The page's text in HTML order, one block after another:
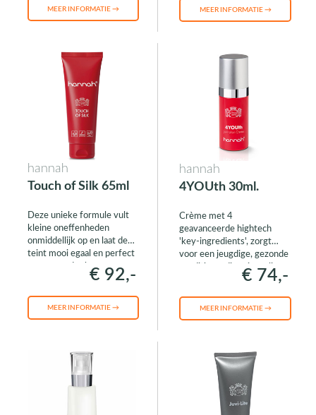
MEER INFORMATIE → MEER INFORMATIE →
hannah
Touch of Silk 65ml
Deze unieke formule vult
kleine oneffenheden
onmiddellijk op en laat de
teint mooi egaal en perfect
gematteerd achter€ 92,-
MEER INFORMATIE →
hannah
4YOUth 30ml.
Crème met 4
geavanceerde hightech
'key-ingredients', zorgt
voor een jeugdige, gezonde
conditie en dito uitstraling
€ 74,-
MEER INFORMATIE →